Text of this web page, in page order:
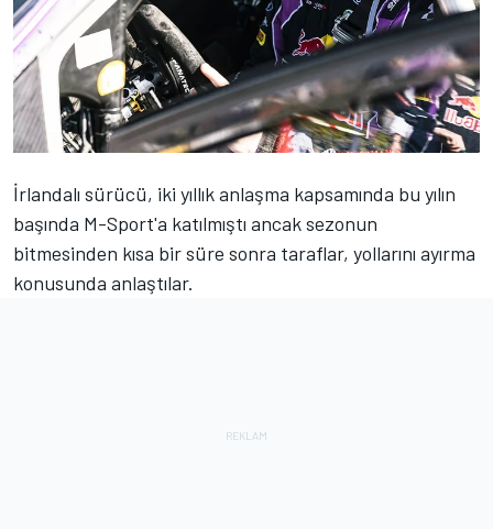
İrlandalı sürücü, iki yıllık anlaşma kapsamında bu yılın
başında M-Sport'a katılmıştı ancak sezonun
bitmesinden kısa bir süre sonra taraflar, yollarını ayırma
konusunda anlaştılar.